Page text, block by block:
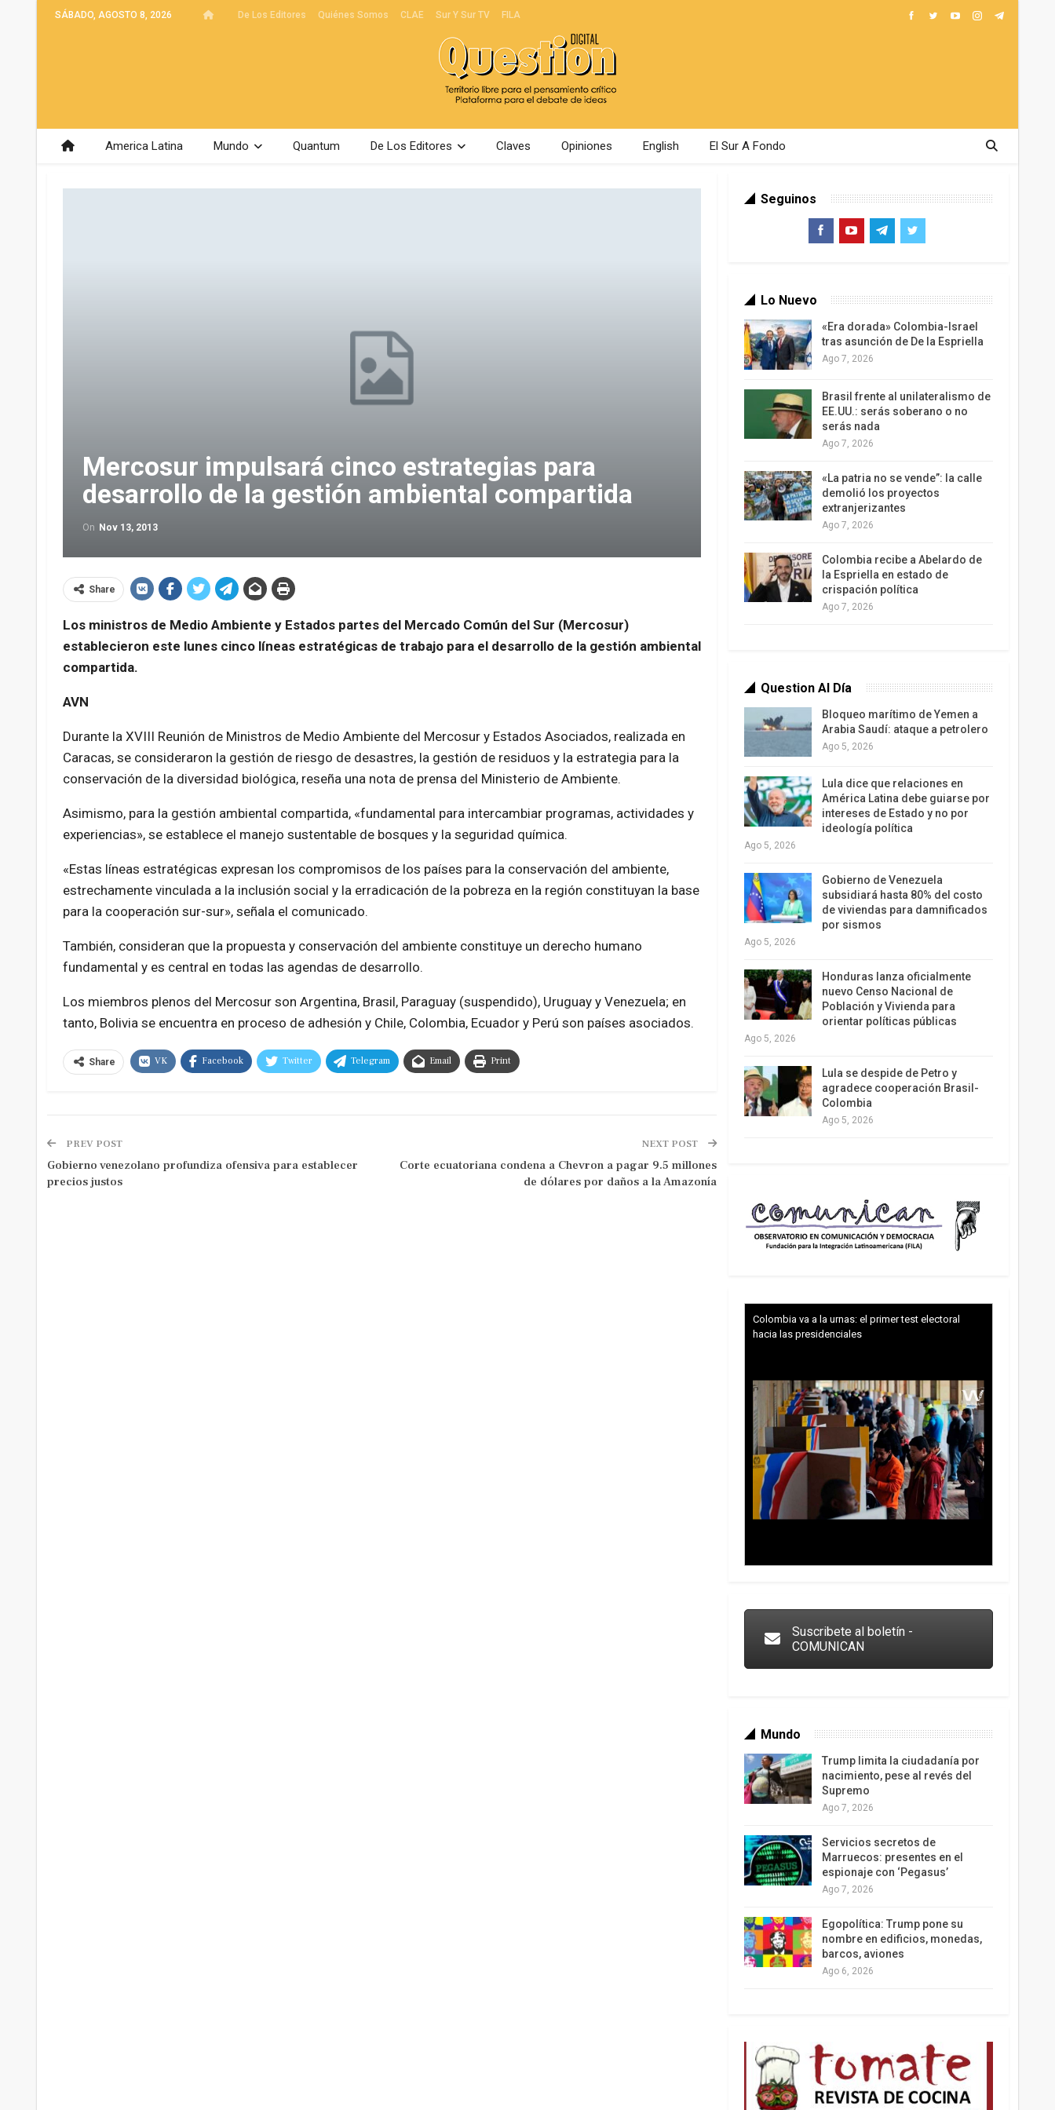
SÁBADO, AGOSTO 8, 2026 De Los Editores Quiénes Somos CLAE Sur Y Sur TV FILA
America Latina Mundo Quantum De Los Editores Claves Opiniones English El Sur A Fondo
Mercosur impulsará cinco estrategias para
desarrollo de la gestión ambiental compartida
On Nov 13, 2013
Share
Los ministros de Medio Ambiente y Estados partes del Mercado Común del Sur (Mercosur)
establecieron este lunes cinco líneas estratégicas de trabajo para el desarrollo de la gestión ambiental
compartida.
AVN
Durante la XVIII Reunión de Ministros de Medio Ambiente del Mercosur y Estados Asociados, realizada en
Caracas, se consideraron la gestión de riesgo de desastres, la gestión de residuos y la estrategia para la
conservación de la diversidad biológica, reseña una nota de prensa del Ministerio de Ambiente.
Asimismo, para la gestión ambiental compartida, «fundamental para intercambiar programas, actividades y
experiencias», se establece el manejo sustentable de bosques y la seguridad química.
«Estas líneas estratégicas expresan los compromisos de los países para la conservación del ambiente,
estrechamente vinculada a la inclusión social y la erradicación de la pobreza en la región constituyan la base
para la cooperación sur-sur», señala el comunicado.
También, consideran que la propuesta y conservación del ambiente constituye un derecho humano
fundamental y es central en todas las agendas de desarrollo.
Los miembros plenos del Mercosur son Argentina, Brasil, Paraguay (suspendido), Uruguay y Venezuela; en
tanto, Bolivia se encuentra en proceso de adhesión y Chile, Colombia, Ecuador y Perú son países asociados.
Share VK Facebook Twitter Telegram Email Print
PREV POST
Gobierno venezolano profundiza ofensiva para establecer
precios justos
NEXT POST
Corte ecuatoriana condena a Chevron a pagar 9.5 millones
de dólares por daños a la Amazonía
Seguinos
Lo Nuevo
«Era dorada» Colombia-Israel
tras asunción de De la Espriella
Ago 7, 2026
Brasil frente al unilateralismo de
EE.UU.: serás soberano o no
serás nada
Ago 7, 2026
«La patria no se vende”: la calle
demolió los proyectos
extranjerizantes
Ago 7, 2026
Colombia recibe a Abelardo de
la Espriella en estado de
crispación política
Ago 7, 2026
Question Al Día
Bloqueo marítimo de Yemen a
Arabia Saudí: ataque a petrolero
Ago 5, 2026
Lula dice que relaciones en
América Latina debe guiarse por
intereses de Estado y no por
ideología política
Ago 5, 2026
Gobierno de Venezuela
subsidiará hasta 80% del costo
de viviendas para damnificados
por sismos
Ago 5, 2026
Honduras lanza oficialmente
nuevo Censo Nacional de
Población y Vivienda para
orientar políticas públicas
Ago 5, 2026
Lula se despide de Petro y
agradece cooperación Brasil-
Colombia
Ago 5, 2026
Colombia va a la urnas: el primer test electoral
hacia las presidenciales
Suscribete al boletín -
COMUNICAN
Mundo
Trump limita la ciudadanía por
nacimiento, pese al revés del
Supremo
Ago 7, 2026
Servicios secretos de
Marruecos: presentes en el
espionaje con ‘Pegasus’
Ago 7, 2026
Egopolítica: Trump pone su
nombre en edificios, monedas,
barcos, aviones
Ago 6, 2026